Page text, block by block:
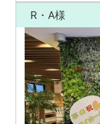
R・A様